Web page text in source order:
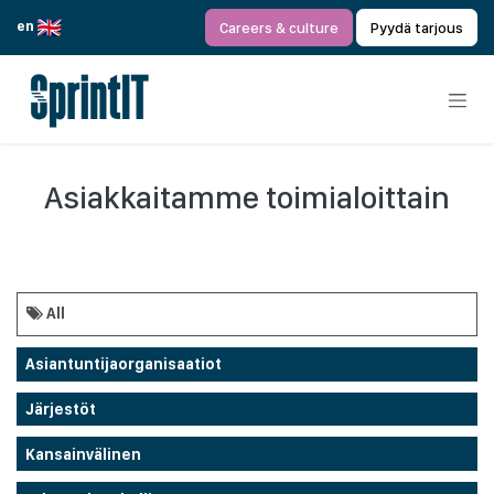
en
Careers & culture Pyydä tarjous
Asiakkaitamme toimialoittain
All
Asiantuntijaorganisaatiot
Järjestöt
Kansainvälinen